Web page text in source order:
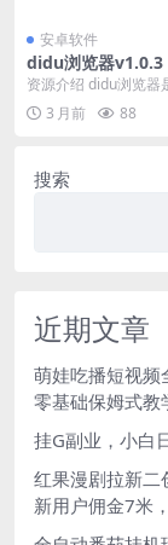
安卓软件
didu浏览器v1.0.3
资源介绍 didu浏览器
便，快捷的网页浏览
快更简单，体积...
3 月前 88
搜索
近期文章
萌娃吃播短视频
零基础保姆式教
挂G副业，小白
红果漫剧拉新二
新用户佣金7米